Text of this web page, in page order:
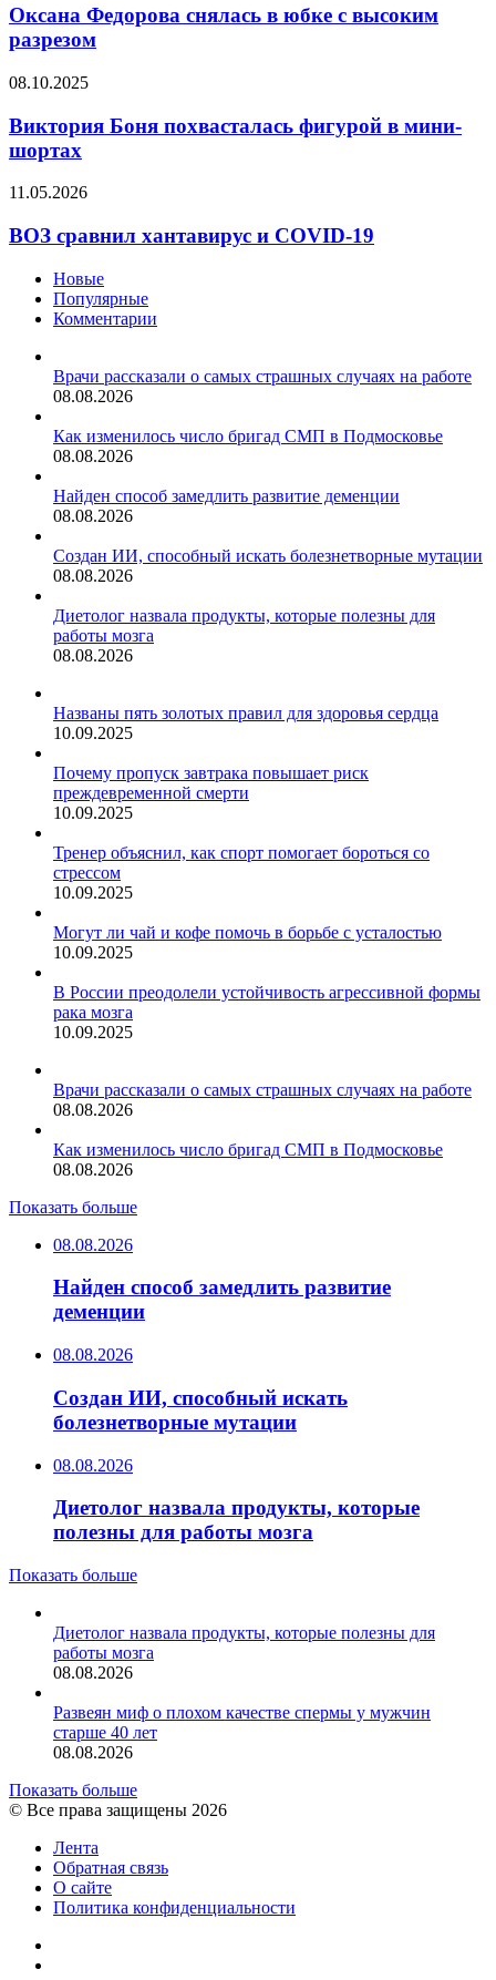
снялась
в
юбке
высоким
Оксана Федорова снялась в юбке с высоким
разрезом
Виктория
похвасталась
фигурой
в
шортах
08.10.2025
Виктория Боня похвасталась фигурой в мини-
шортах
ВОЗ
хантавирус
и
COVID-
11.05.2026
ВОЗ сравнил хантавирус и COVID-19
Новые
Популярные
Комментарии
Врачи рассказали о самых страшных случаях на работе
08.08.2026
Как изменилось число бригад СМП в Подмосковье
08.08.2026
Найден способ замедлить развитие деменции
08.08.2026
Создан ИИ, способный искать болезнетворные мутации
08.08.2026
Диетолог назвала продукты, которые полезны для
работы мозга
08.08.2026
Названы пять золотых правил для здоровья сердца
10.09.2025
Почему пропуск завтрака повышает риск
преждевременной смерти
10.09.2025
Тренер объяснил, как спорт помогает бороться со
стрессом
10.09.2025
Могут ли чай и кофе помочь в борьбе с усталостью
10.09.2025
В России преодолели устойчивость агрессивной формы
рака мозга
10.09.2025
Врачи рассказали о самых страшных случаях на работе
08.08.2026
Как изменилось число бригад СМП в Подмосковье
08.08.2026
Показать больше
08.08.2026
Найден способ замедлить развитие
деменции
08.08.2026
Создан ИИ, способный искать
болезнетворные мутации
08.08.2026
Диетолог назвала продукты, которые
полезны для работы мозга
Показать больше
Диетолог назвала продукты, которые полезны для
работы мозга
08.08.2026
Развеян миф о плохом качестве спермы у мужчин
старше 40 лет
08.08.2026
Показать больше
© Все права защищены 2026
Лента
Обратная связь
О сайте
Политика конфиденциальности